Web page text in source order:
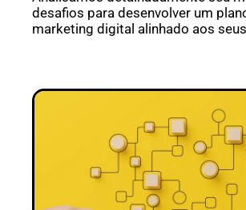
desafios para desenvolver um
marketing digital alinhado aos